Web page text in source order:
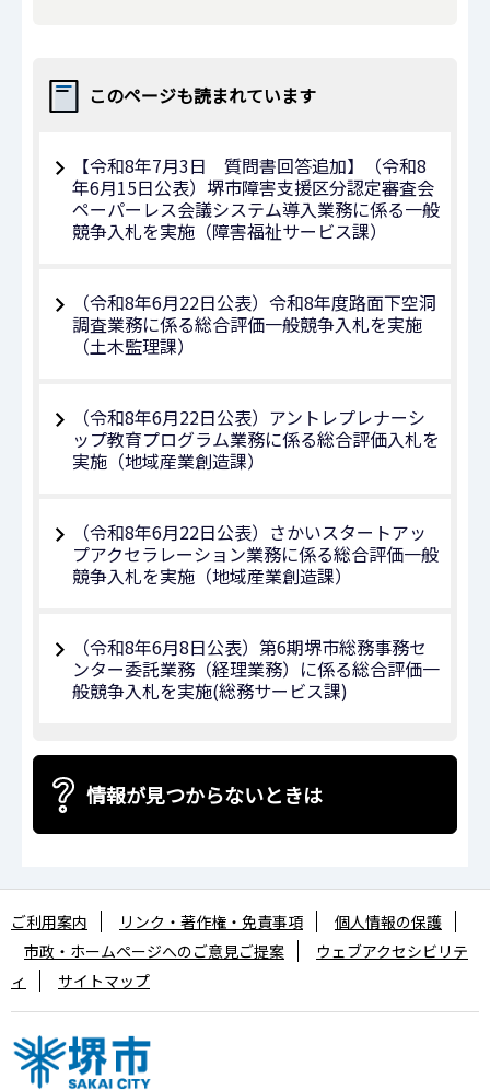
このページも読まれています
【令和8年7月3日 質問書回答追加】（令和8
年6⽉15⽇公表）堺市障害支援区分認定審査会
ペーパーレス会議システム導入業務に係る⼀般
競争⼊札を実施（障害福祉サービス課）
（令和8年6月22日公表）令和8年度路面下空洞
調査業務に係る総合評価一般競争入札を実施
（土木監理課）
（令和8年6月22日公表）アントレプレナーシ
ップ教育プログラム業務に係る総合評価入札を
実施（地域産業創造課）
（令和8年6月22日公表）さかいスタートアッ
プアクセラレーション業務に係る総合評価一般
競争入札を実施（地域産業創造課）
（令和8年6月8日公表）第6期堺市総務事務セ
ンター委託業務（経理業務）に係る総合評価一
般競争入札を実施(総務サービス課)
情報が見つからないときは
ご利用案内 リンク・著作権・免責事項
個人情報の保護
市政・ホームページへのご意見ご提案
ウェブアクセシビリテ
ィ
サイトマップ